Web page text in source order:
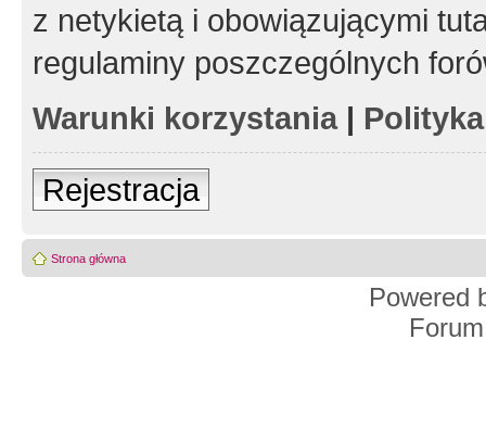
z netykietą i obowiązującymi
regulaminy poszczególnych
Warunki korzystania|
Rejestracja
Strona główna
Powered